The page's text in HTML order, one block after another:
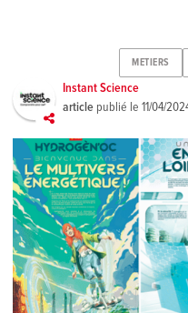
METIERS
Instant Science
article publié le11/04/